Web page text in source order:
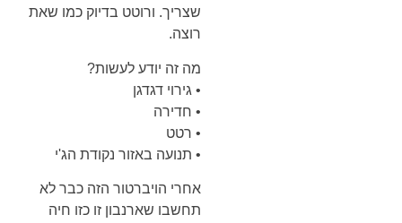
שצריך. ורוטט בדיוק כמו שאת
רוצה.
מה זה יודע לעשות?
• גירוי דגדגן
• חדירה
• רטט
• תנועה באזור נקודת הג'י
אחרי הויברטור הזה כבר לא
תחשבו שארנבון זו כזו חיה